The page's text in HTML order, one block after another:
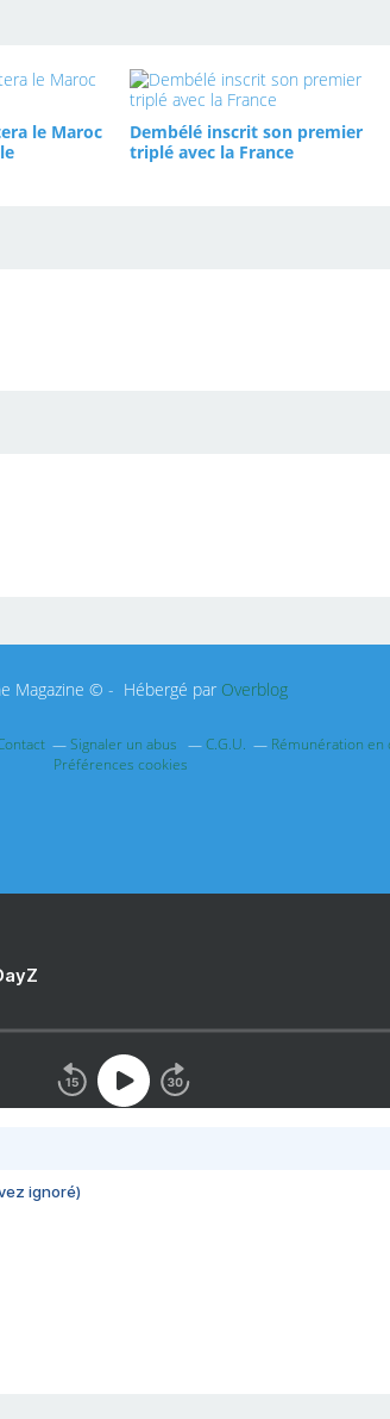
le Maroc
Dembélé inscrit son premier
triplé avec la France
Magazine © - Hébergé par Overblog
Signaler un abus C.G.U. Rémunération
Préférences cookies
ignoré)